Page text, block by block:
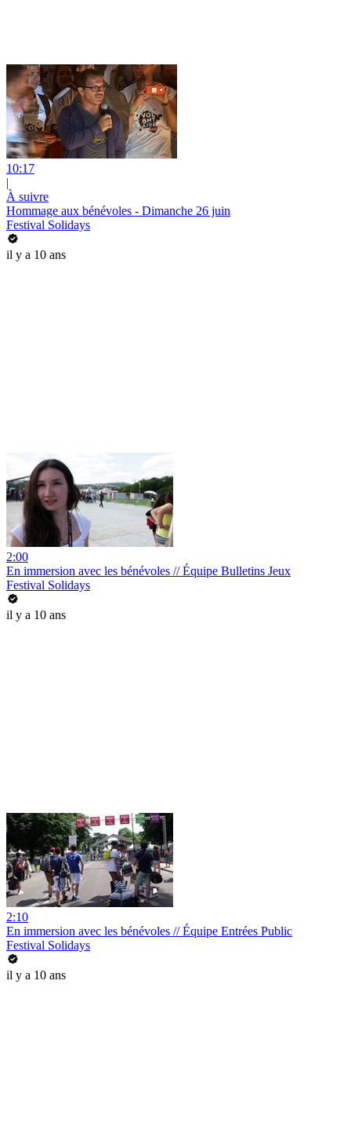
10:17
|
À suivre
Hommage aux bénévoles - Dimanche 26 juin
Festival Solidays
il y a 10 ans
2:00
En immersion avec les bénévoles // Équipe Bulletins Jeux
Festival Solidays
il y a 10 ans
2:10
En immersion avec les bénévoles // Équipe Entrées Public
Festival Solidays
il y a 10 ans